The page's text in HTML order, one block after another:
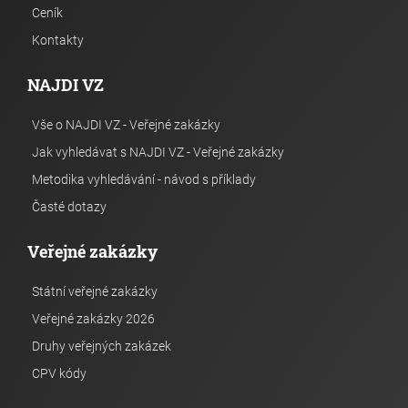
Ceník
Kontakty
NAJDI VZ
Vše o NAJDI VZ - Veřejné zakázky
Jak vyhledávat s NAJDI VZ - Veřejné zakázky
Metodika vyhledávání - návod s příklady
Časté dotazy
Veřejné zakázky
Státní veřejné zakázky
Veřejné zakázky 2026
Druhy veřejných zakázek
CPV kódy